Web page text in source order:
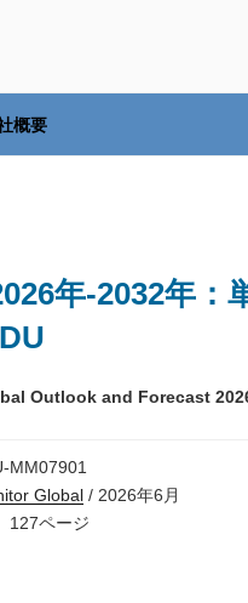
概要
年-2032年：
Outlook and Forecast
MM07901
Global/ 2026年6月
127ページ